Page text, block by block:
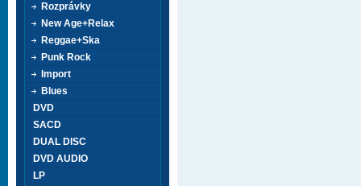
Rozprávky
New Age+Relax
Reggae+Ska
Punk Rock
Import
Blues
DVD
SACD
DUAL DISC
DVD AUDIO
LP